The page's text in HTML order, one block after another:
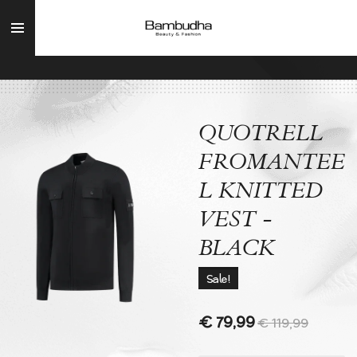
direct
hoofdinhoud
QUOTRELL
FROMANTEE
L KNITTED
VEST -
BLACK
Sale!
€ 79,99€ 119,99